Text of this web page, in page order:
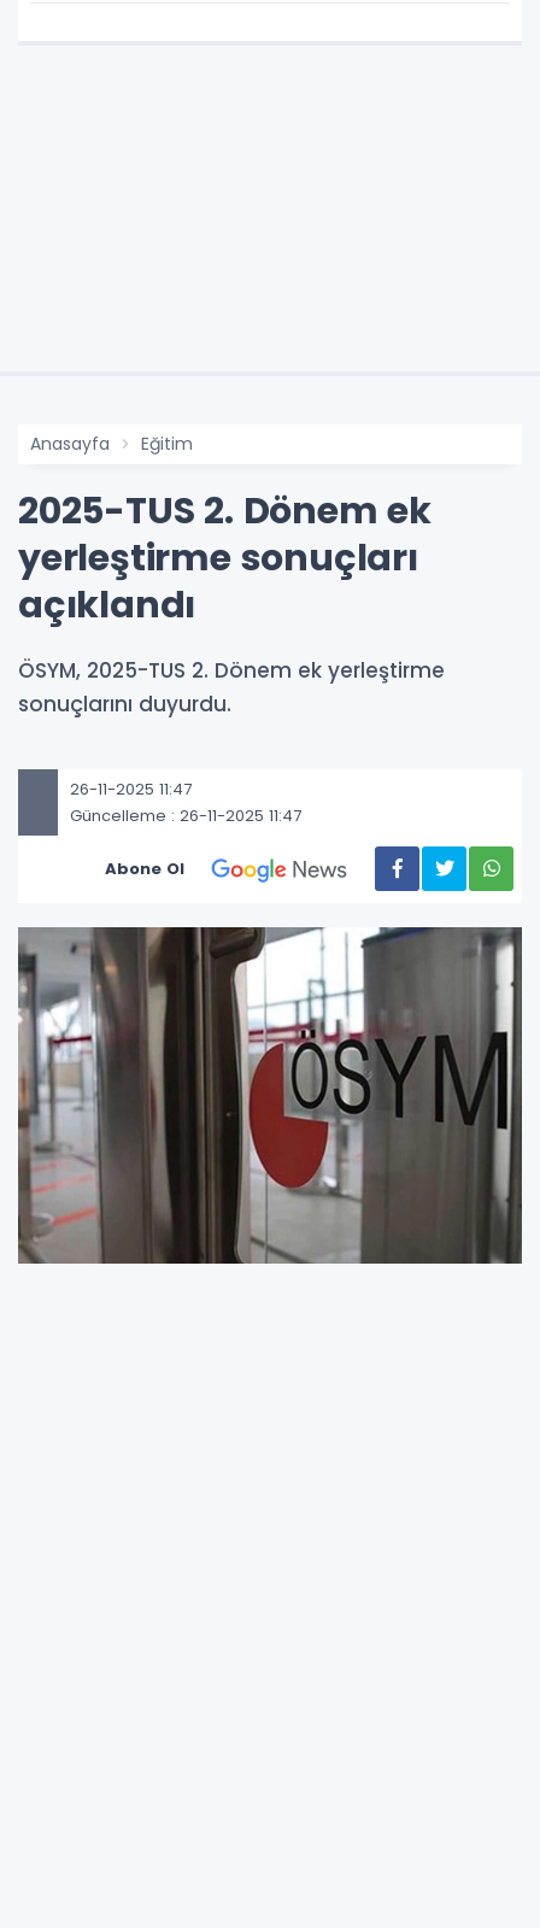
Anasayfa Eğitim
2025-TUS 2. Dönem ek
yerleştirme sonuçları
açıklandı
ÖSYM, 2025-TUS 2. Dönem ek yerleştirme
sonuçlarını duyurdu.
26-11-2025 11:47
Güncelleme : 26-11-2025 11:47
Abone Ol